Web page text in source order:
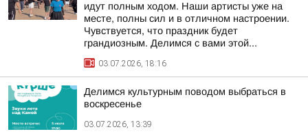
идут полным ходом. Наши артисты уже на
месте, полны сил и в отличном настроении.
Чувствуется, что праздник будет
грандиозным. Делимся с вами этой...
03.07.2026, 18:16
Делимся культурным поводом выбраться в
воскресенье
03.07.2026, 13:39